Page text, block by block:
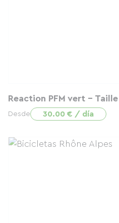
Reaction PFM vert -
Desde 30.00 € / día